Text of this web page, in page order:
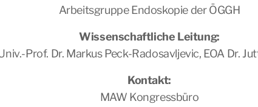
Arbeitsgruppe Endoskopie der ÖGGH
Wissenschaftliche Leitung:
Prof. Dr. Markus Peck-Radosavljevic, EOA Dr.
Kontakt:
MAW Kongressbüro